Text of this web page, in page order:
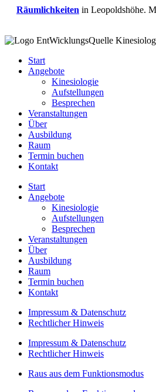
Räumlichkeiten in Leopoldshöhe.
Start
Angebote
Kinesiologie
Aufstellungen
Besprechen
Veranstaltungen
Über
Ausbildung
Raum
Termin buchen
Kontakt
Start
Angebote
Kinesiologie
Aufstellungen
Besprechen
Veranstaltungen
Über
Ausbildung
Raum
Termin buchen
Kontakt
Impressum & Datenschutz
Rechtlicher Hinweis
Impressum & Datenschutz
Rechtlicher Hinweis
Raus aus dem Funktionsmodus